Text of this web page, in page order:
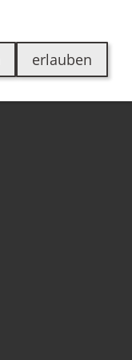
Bewertungen
erlauben